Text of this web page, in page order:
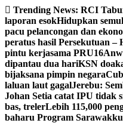
Skip
to
content
Trending News: RCI
laporan esokHidupkan
pacu pelancongan dan
peratus hasil Persekutuan –
pintu kerjasama PRU16
dipantau dua hariKSN
bijaksana pimpin negara
laluan laut gagalJerebu:
Johan Setia catat IPU tidak
bas, trelerLebih 115,000
baharu Program